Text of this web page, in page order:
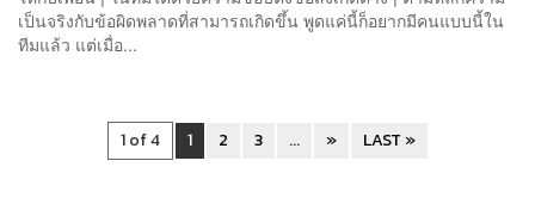
เป็นจริงกับข้อผิดพลาดที่สามารถเกิดขึ้น พูดแค่นี้ก็อยากมีคนแบบนี้ใน
ทีมแล้ว แต่เมื่อ...
1 of 4 1 2 3 ... » LAST »